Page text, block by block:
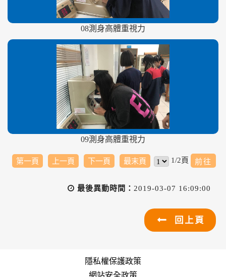
08測身高體重視力
09測身高體重視力
第一頁 上一頁 下一頁 最末頁 1/2頁
最後異動時間： 2019-03-07 16:09:00
回上頁
隱私權保護政策
網站安全政策